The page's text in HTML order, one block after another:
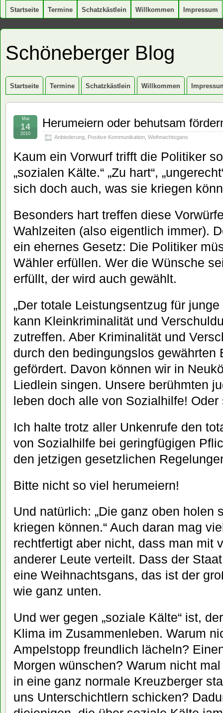
Startseite Termine Schatzkästlein Willkommen Impressum
Schöneberger Blog
Startseite Termine Schatzkästlein Willkommen
Herumeiern oder behutsam
Anbiederung Positive Kommunikation Weihnachtsgans
Mai
14
2010
Kaum ein Vorwurf trifft die Politiker
„sozialen Kälte.“ „Zu hart“,
sich doch auch, was sie kriegen
Besonders hart treffen diese
Wahlzeiten (also eigentlich immer).
ein ehernes Gesetz: Die Politiker
Wähler erfüllen. Wer die Wünsche
erfüllt, der wird auch gewählt.
„Der totale Leistungsentzug für
kann Kleinkriminalität und
zutreffen. Aber Kriminalität und
durch den bedingungslos gewährten
gefördert. Davon können wir in
Liedlein singen. Unsere berühmten
leben doch alle von Sozialhilfe!
Ich halte trotz aller Unkenrufe den
von Sozialhilfe bei geringfügigen
den jetzigen gesetzlichen
Bitte nicht so viel herumeiern!
Und natürlich: „Die ganz oben holen
kriegen können.“ Auch daran mag
rechtfertigt aber nicht, dass man mit
anderer Leute verteilt. Dass der
eine Weihnachtsgans, das ist der
wie ganz unten.
Und wer gegen „soziale Kälte“ ist,
Klima im Zusammenleben. Warum
Ampelstopp freundlich lächeln?
Morgen wünschen? Warum nicht
in eine ganz normale Kreuzberger
uns Unterschichtlern schicken?